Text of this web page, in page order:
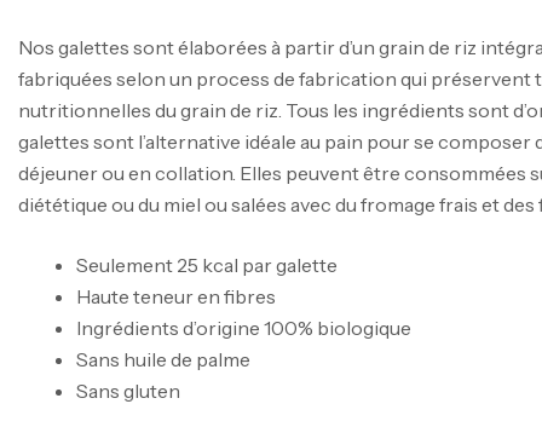
Nos galettes sont élaborées à partir d’un grain de riz
fabriquées selon un process de fabrication qui préservent
nutritionnelles du grain de riz. Tous les ingrédients sont
galettes sont l’alternative idéale au pain pour se composer
déjeuner ou en collation. Elles peuvent être consommées
diététique ou du miel ou salées avec du fromage frais et des
Seulement 25 kcal par galette
Haute teneur en fibres
Ingrédients d’origine 100% biologique
Sans huile de palme
Sans gluten